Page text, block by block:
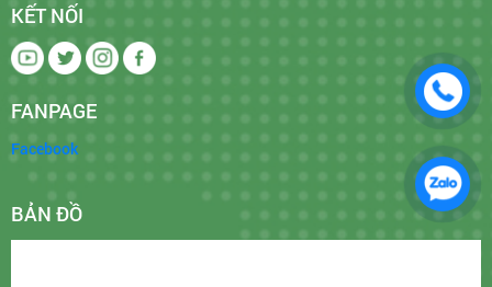
KẾT NỐI
FANPAGE
Facebook
BẢN ĐỒ